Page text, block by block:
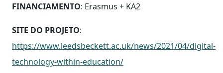
FINANCIAMENTO: Erasmus + KA2
SITE DO PROJETO:
https://www.leedsbeckett.ac.uk/news/2021/04/digital-
technology-within-education/